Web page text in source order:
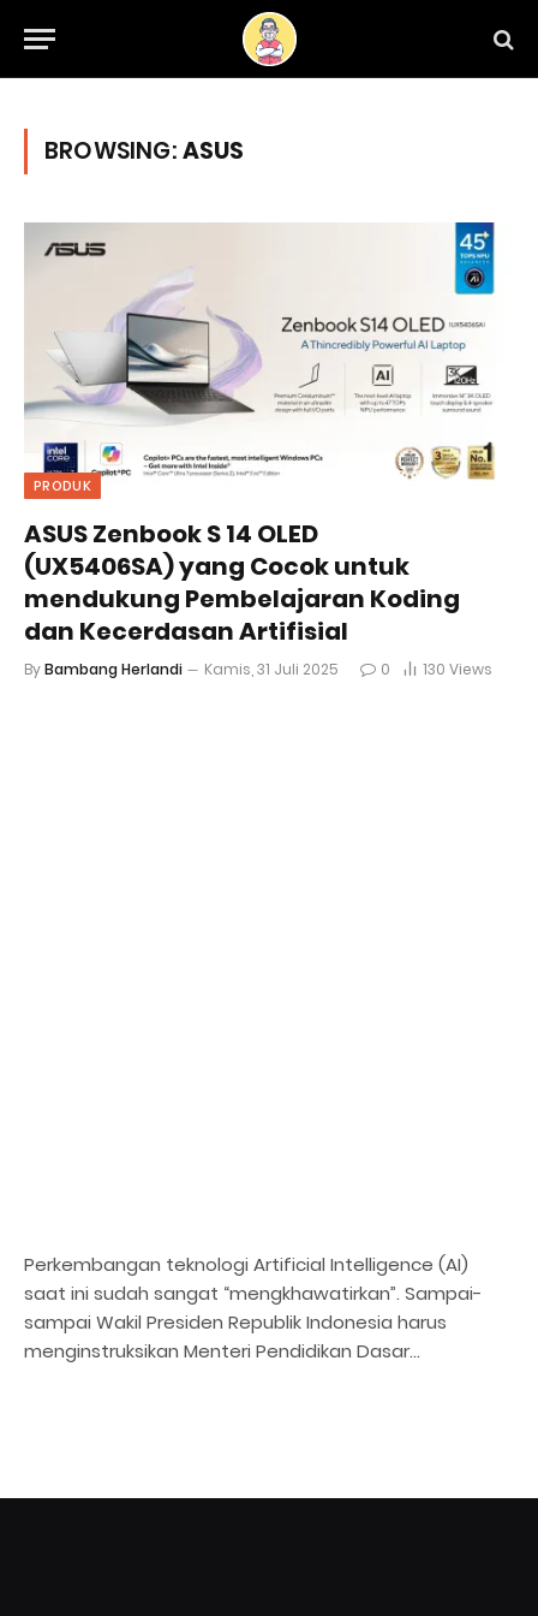
BROWSING:ASUS
PRODUK
ASUS Zenbook S 14 OLED
(UX5406SA) yang Cocok untuk
mendukung Pembelajaran Koding
dan Kecerdasan Artifisial
ByBambang Herlandi Kamis, 31 Juli 2025 0 130 Views
Perkembangan teknologi Artificial Intelligence (AI)
saat ini sudah sangat “mengkhawatirkan”. Sampai-
sampai Wakil Presiden Republik Indonesia harus
menginstruksikan Menteri Pendidikan Dasar…